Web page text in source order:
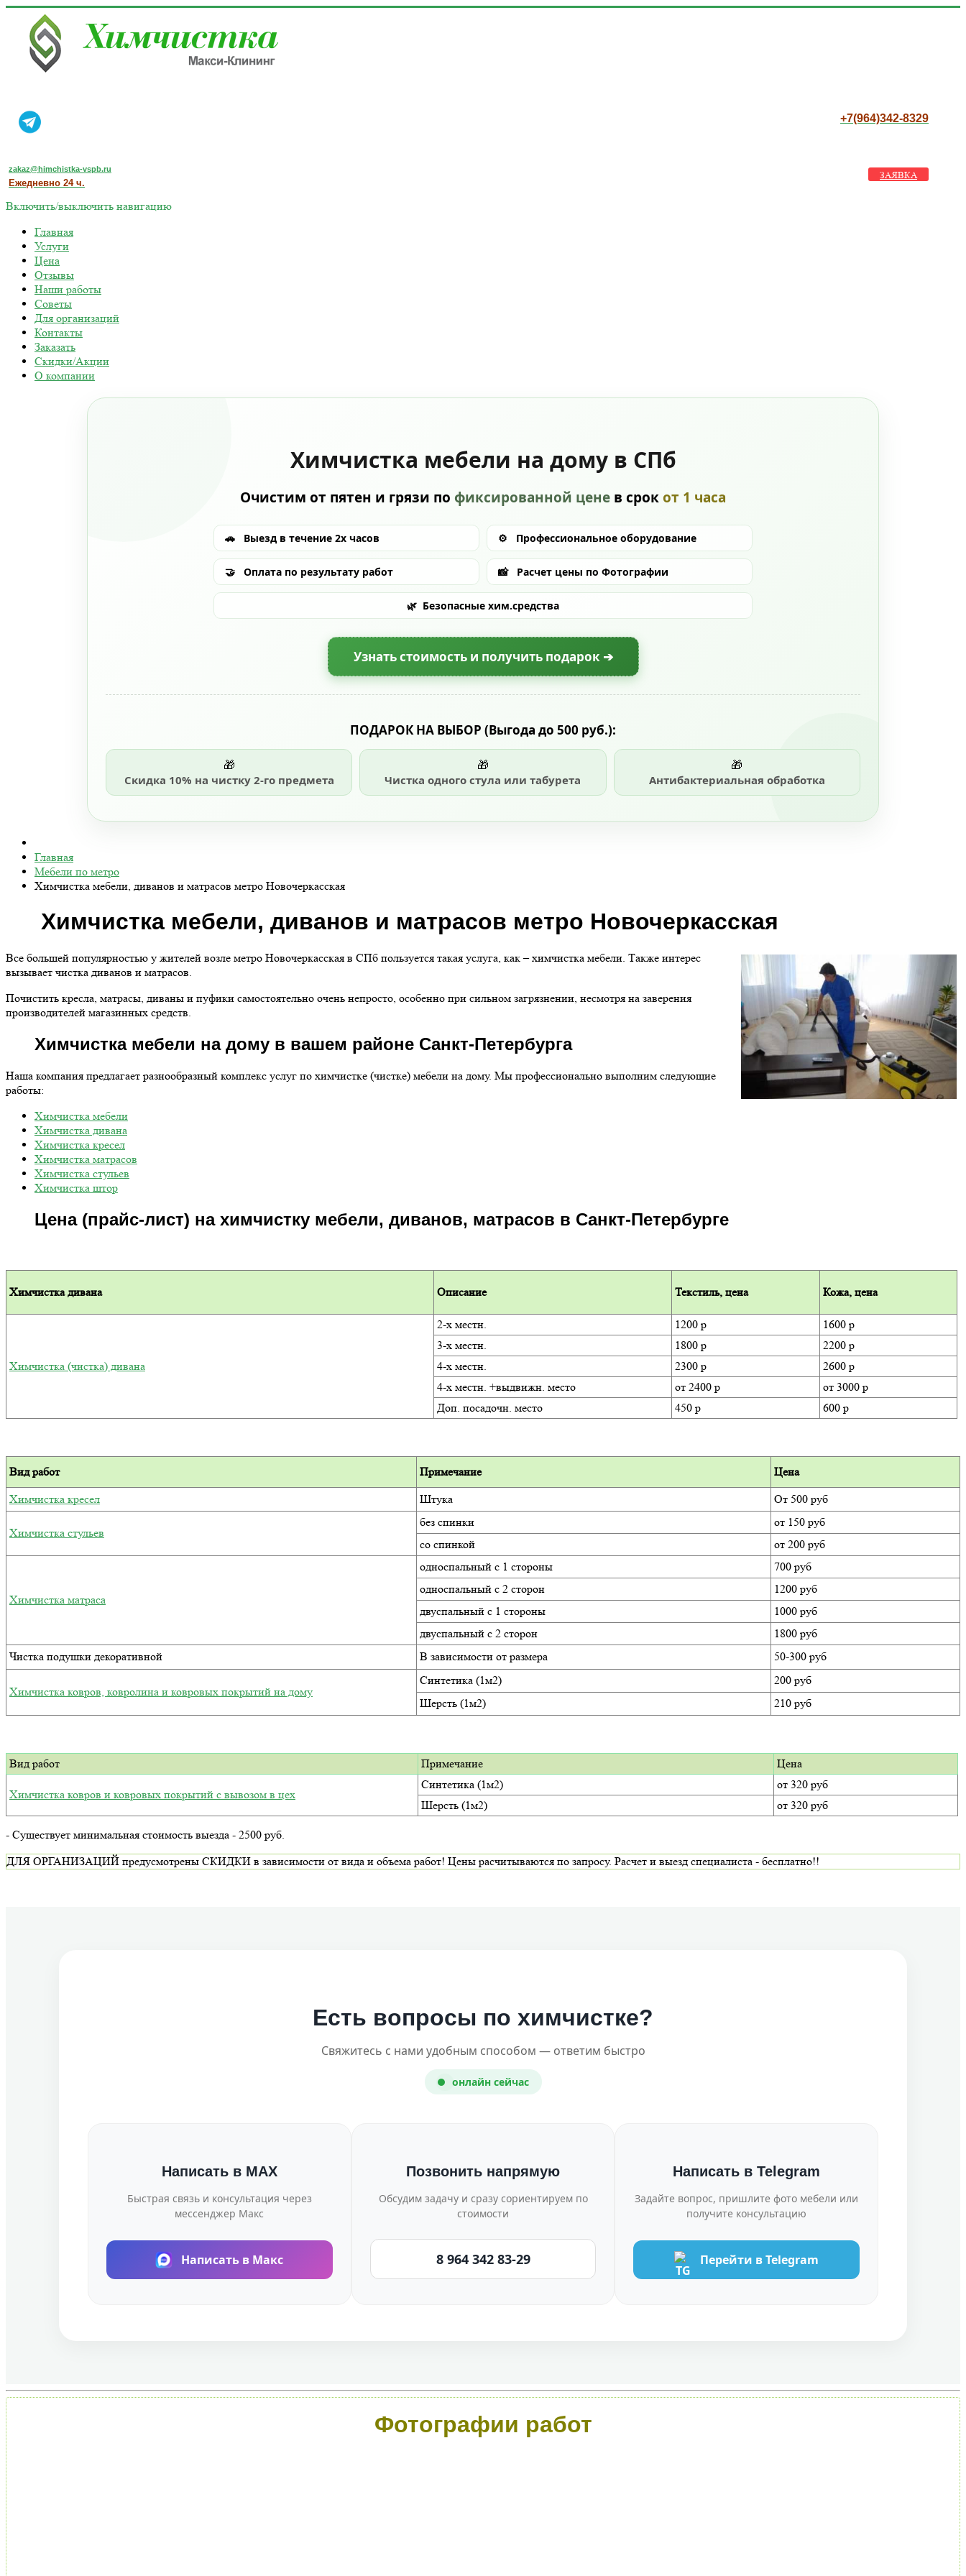
+7(964)342-8329
zakaz@himchistka-vspb.ru
Ежедневно 24 ч.
ЗАЯВКА
Включить/выключить навигацию
Главная
Услуги
Цена
Отзывы
Наши работы
Советы
Для организаций
Контакты
Заказать
Скидки/Акции
О компании
Химчистка мебели на дому в СПб
Очистим от пятен и грязи по фиксированной цене в срокот 1 часа
🚗 Выезд в течение 2х часов ⚙️ Профессиональное оборудование
🤝 Оплата по результату работ 📸 Расчет цены по Фотографии
🌿 Безопасные хим.средства
Узнать стоимость и получить подарок ➔
ПОДАРОК НА ВЫБОР (Выгода до 500 руб.):
🎁
Скидка 10% на чистку 2-го предмета
🎁
Чистка одного стула или табурета
🎁
Антибактериальная обработка
Главная
Мебели по метро
Химчистка мебели, диванов и матрасов метро Новочеркасская
Химчистка мебели, диванов и матрасов метро Новочеркасская
Все большей популярностью у жителей возле метро Новочеркасская в СПб пользуется такая услуга, как – химчистка мебели. Также интерес
вызывает чистка диванов и матрасов.
Почистить кресла, матрасы, диваны и пуфики самостоятельно очень непросто, особенно при сильном загрязнении, несмотря на заверения
производителей магазинных средств.
Химчистка мебели на дому в вашем районе Санкт-Петербурга
Наша компания предлагает разнообразный комплекс услуг по химчистке (чистке) мебели на дому. Мы профессионально выполним следующие
работы:
Химчистка мебели
Химчистка дивана
Химчистка кресел
Химчистка матрасов
Химчистка стульев
Химчистка штор
Цена (прайс-лист) на химчистку мебели, диванов, матрасов в Санкт-Петербурге
Химчистка дивана Описание Текстиль, цена Кожа, цена
Химчистка (чистка) дивана
2-х местн. 1200 р
1600 р
3-х местн.
1800 р
2200 р
4-х местн.
2300 р
2600 р
4-х местн. +выдвижн. место
от 2400 р
от 3000 р
Доп. посадочн. место
450 р 600 р
Вид работ Примечание
Цена
Химчистка кресел
Штука От 500 руб
Химчистка стульев
без спинки
от 150 руб
со спинкой
от 200 руб
Химчистка матраса
односпальный с 1 стороны
700 руб
односпальный с 2 сторон
1200 руб
двуспальный с 1 стороны
1000 руб
двуспальный с 2 сторон
1800 руб
Чистка подушки декоративной
В зависимости от размера 50-300 руб
Химчистка ковров, ковролина и ковровых покрытий на дому
Синтетика (1м2)
200 руб
Шерсть (1м2)
210 руб
Вид работ Примечание Цена
Химчистка ковров и ковровых покрытий с вывозом в цех
Синтетика (1м2)
от 320 руб
Шерсть (1м2)
от 320 руб
- Существует минимальная стоимость выезда - 2500 руб.
ДЛЯ ОРГАНИЗАЦИЙ предусмотрены СКИДКИ в зависимости от вида и объема работ! Цены расчитываются по запросу. Расчет и выезд специалиста - бесплатно!!
Есть вопросы по химчистке?
Свяжитесь с нами удобным способом — ответим быстро
онлайн сейчас
Написать в MAX
Быстрая связь и консультация через
мессенджер Макс
Написать в Макс
Позвонить напрямую
Обсудим задачу и сразу сориентируем по
стоимости
8 964 342 83-29
Написать в Telegram
Задайте вопрос, пришлите фото мебели или
получите консультацию
Перейти в Telegram
Фотографии работ